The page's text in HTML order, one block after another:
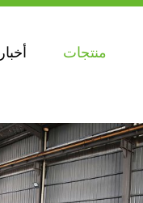
منتجات
أخبار